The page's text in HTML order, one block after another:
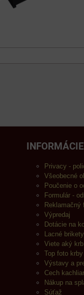
INFORMÁCIE
Privacy -
Všeobecné
Poučenie o
Formulár -
Reklamačný
Výpredaj
Dotácie na
Lacné
Viete aký
Top foto krby
Výstavy a
Cech
Nákup na
Súťaž